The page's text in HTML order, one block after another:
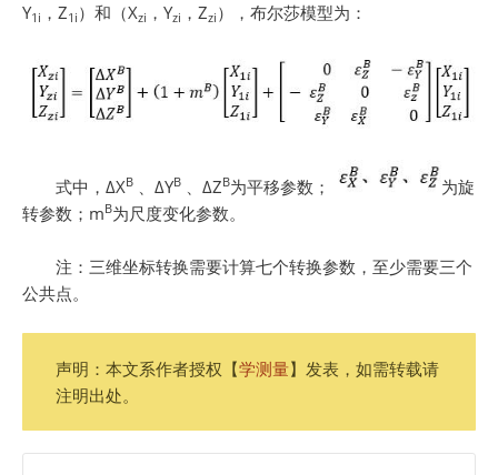
Y1i ，Z1i ）和（Xzi ，Yzi ，Zzi ），布尔莎模型为：
式中，∆XB 、∆YB 、∆ZB为平移参数；
为旋
转参数；mB为尺度变化参数。
注：三维坐标转换需要计算七个转换参数，至少需要三个
公共点。
声明：本文系作者授权【学测量】发表，如需转载请
注明出处。